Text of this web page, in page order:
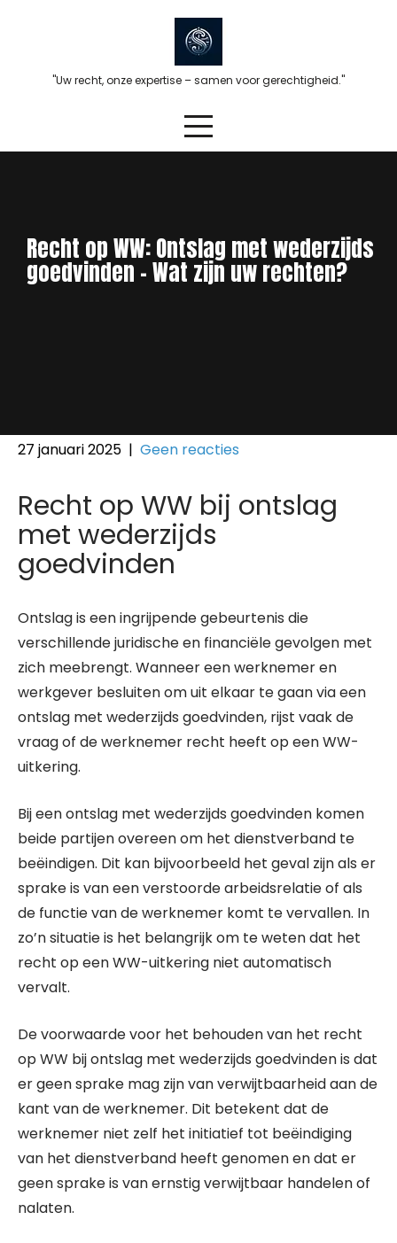
"Uw recht, onze expertise – samen voor gerechtigheid."
Recht op WW: Ontslag met wederzijds
goedvinden – Wat zijn uw rechten?
27 januari 2025 | Geen reacties
Recht op WW bij ontslag
met wederzijds
goedvinden
Ontslag is een ingrijpende gebeurtenis die
verschillende juridische en financiële gevolgen met
zich meebrengt. Wanneer een werknemer en
werkgever besluiten om uit elkaar te gaan via een
ontslag met wederzijds goedvinden, rijst vaak de
vraag of de werknemer recht heeft op een WW-
uitkering.
Bij een ontslag met wederzijds goedvinden komen
beide partijen overeen om het dienstverband te
beëindigen. Dit kan bijvoorbeeld het geval zijn als er
sprake is van een verstoorde arbeidsrelatie of als
de functie van de werknemer komt te vervallen. In
zo’n situatie is het belangrijk om te weten dat het
recht op een WW-uitkering niet automatisch
vervalt.
De voorwaarde voor het behouden van het recht
op WW bij ontslag met wederzijds goedvinden is dat
er geen sprake mag zijn van verwijtbaarheid aan de
kant van de werknemer. Dit betekent dat de
werknemer niet zelf het initiatief tot beëindiging
van het dienstverband heeft genomen en dat er
geen sprake is van ernstig verwijtbaar handelen of
nalaten.